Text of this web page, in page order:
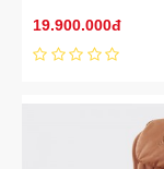
19.900.000đ